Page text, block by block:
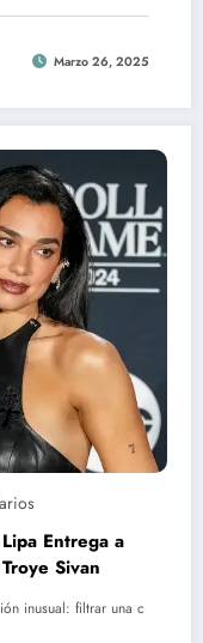
Marzo 26, 2025
Entrega a
Sivan
inusual: filtrar una c